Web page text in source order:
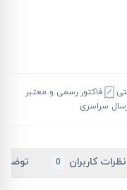
فاکتور رسمی و معتبر
سراسری
نظرات کاربران 0